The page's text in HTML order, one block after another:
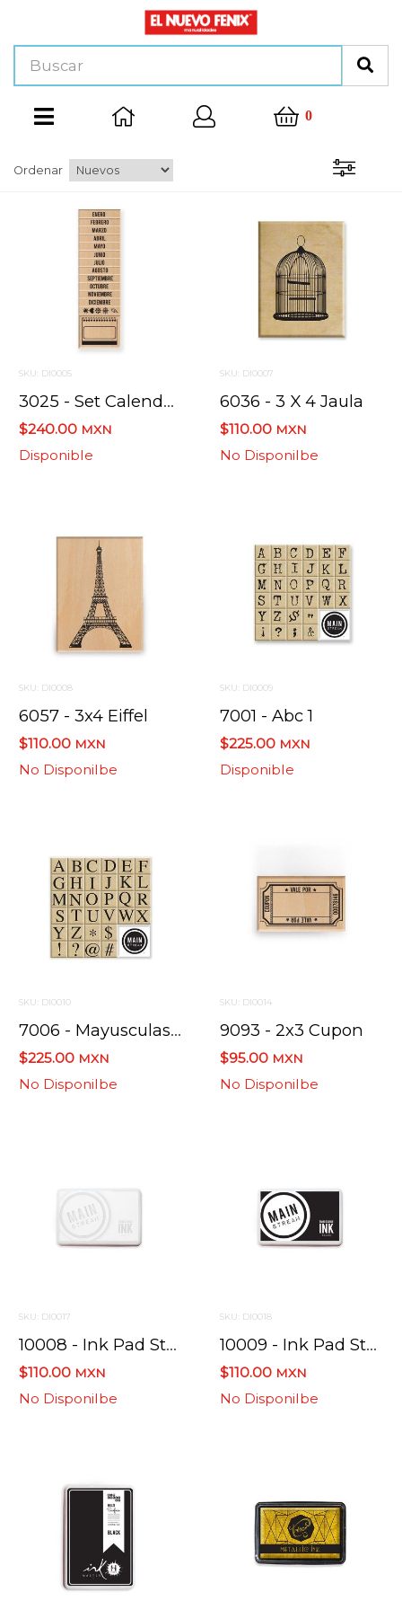
0
Ordenar
SKU: DI0005
3025 - Set Calendario
$240.00 MXN
Disponible
SKU: DI0007
6036 - 3 X 4 Jaula
$110.00 MXN
No Disponilbe
SKU: DI0008
6057 - 3x4 Eiffel
$110.00 MXN
No Disponilbe
SKU: DI0009
7001 - Abc 1
$225.00 MXN
Disponible
SKU: DI0010
7006 - Mayusculas Clasicas
$225.00 MXN
No Disponilbe
SKU: DI0014
9093 - 2x3 Cupon
$95.00 MXN
No Disponilbe
SKU: DI0017
10008 - Ink Pad Std Mainstream St White
$110.00 MXN
No Disponilbe
SKU: DI0018
10009 - Ink Pad Std Mainstream St Black
$110.00 MXN
No Disponilbe